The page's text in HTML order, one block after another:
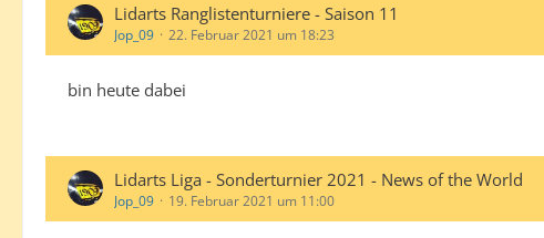
Lidarts Ranglistenturniere - Saison 11
Jop_09 22. Februar 2021 um 18:23
bin heute dabei
Lidarts Liga - Sonderturnier 2021 - News of the World
Jop_09 19. Februar 2021 um 11:00